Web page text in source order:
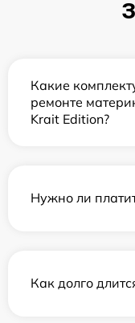
Какие
ремонте
Krait Edition?
Нужно ли
Как долго